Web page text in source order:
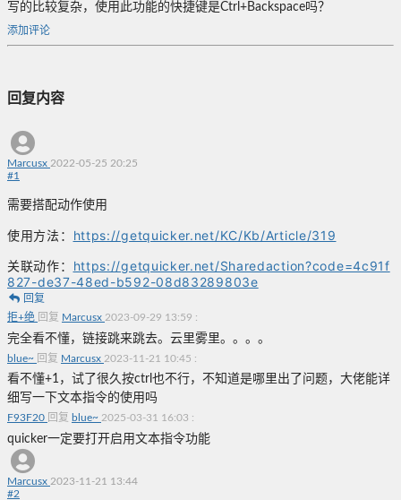
写的比较复杂，使用此功能的快捷键是Ctrl+Backspace吗？
添加评论
回复内容
Marcusx 2022-05-25 20:25
#1
需要搭配动作使用
使用方法： https://getquicker.net/KC/Kb/Article/319
关联动作： https://getquicker.net/Sharedaction?code=4c91f
827-de37-48ed-b592-08d83289803e
回复
拒+绝 回复 Marcusx 2023-09-29 13:59 :
完全看不懂，链接跳来跳去。云里雾里。。。。
blue~ 回复 Marcusx 2023-11-21 10:45 :
看不懂+1，试了很久按ctrl也不行，不知道是哪里出了问题，大佬能详
细写一下文本指令的使用吗
F93F20 回复 blue~ 2025-03-31 16:03 :
quicker一定要打开启用文本指令功能
Marcusx 2023-11-21 13:44
#2